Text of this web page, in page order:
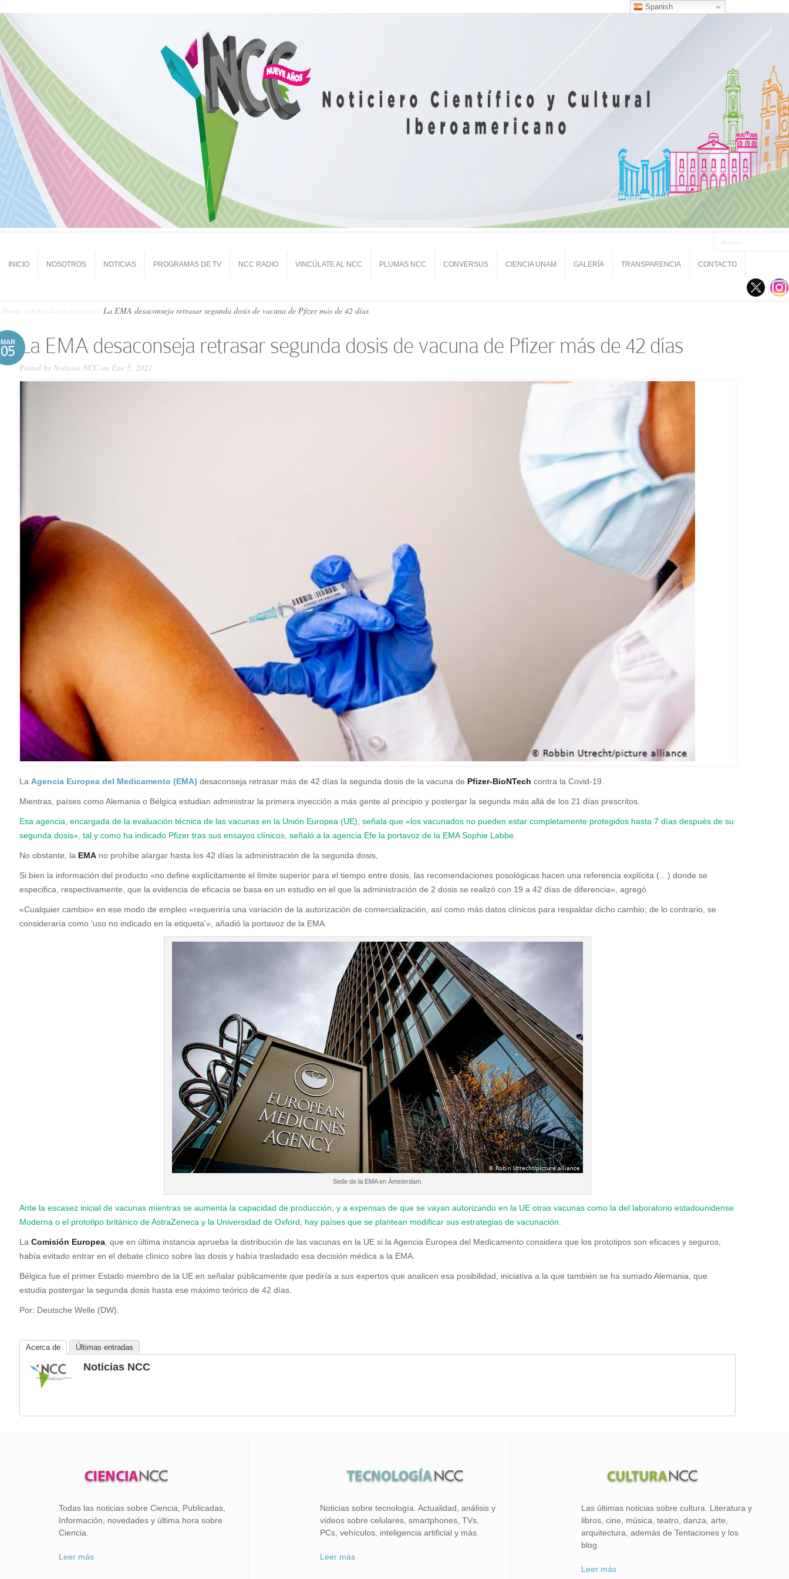
INICIO NOSOTROS NOTICIAS PROGRAMAS DE TV NCC RADIO VINCÚLATE AL NCC PLUMAS NCC CONVERSUS CIENCIA UNAM GALERÍA TRANSPARENCIA CONTACTO
Home Artículos o noticias La EMA desaconseja retrasar segunda dosis de vacuna de Pfizer más de 42 días
MAR
05 La EMA desaconseja retrasar segunda dosis de vacuna de Pfizer más de 42 días
Posted by Noticias NCCon Ene 5, 2021
La Agencia Europea del Medicamento (EMA) desaconseja retrasar más de 42 días la segunda dosis de la vacuna de Pfizer-BioNTech contra la Covid-19.
Mientras, países como Alemania o Bélgica estudian administrar la primera inyección a más gente al principio y postergar la segunda más allá de los 21 días prescritos.
Esa agencia, encargada de la evaluación técnica de las vacunas en la Unión Europea (UE), señala que «los vacunados no pueden estar completamente protegidos hasta 7 días después de su
segunda dosis», tal y como ha indicado Pfizer tras sus ensayos clínicos, señaló a la agencia Efe la portavoz de la EMA Sophie Labbe.
No obstante, la EMA no prohíbe alargar hasta los 42 días la administración de la segunda dosis,
Si bien la información del producto «no define explícitamente el límite superior para el tiempo entre dosis, las recomendaciones posológicas hacen una referencia explícita (…) donde se
especifica, respectivamente, que la evidencia de eficacia se basa en un estudio en el que la administración de 2 dosis se realizó con 19 a 42 días de diferencia», agregó.
«Cualquier cambio» en ese modo de empleo «requeriría una variación de la autorización de comercialización, así como más datos clínicos para respaldar dicho cambio; de lo contrario, se
consideraría como ‘uso no indicado en la etiqueta'», añadió la portavoz de la EMA.
Sede de la EMA en Ámsterdam.
Ante la escasez inicial de vacunas mientras se aumenta la capacidad de producción, y a expensas de que se vayan autorizando en la UE otras vacunas como la del laboratorio estadounidense
Moderna o el prototipo británico de AstraZeneca y la Universidad de Oxford, hay países que se plantean modificar sus estrategias de vacunación.
La Comisión Europea, que en última instancia aprueba la distribución de las vacunas en la UE si la Agencia Europea del Medicamento considera que los prototipos son eficaces y seguros,
había evitado entrar en el debate clínico sobre las dosis y había trasladado esa decisión médica a la EMA.
Bélgica fue el primer Estado miembro de la UE en señalar públicamente que pediría a sus expertos que analicen esa posibilidad, iniciativa a la que también se ha sumado Alemania, que
estudia postergar la segunda dosis hasta ese máximo teórico de 42 días.
Por: Deutsche Welle (DW).
Acerca de Últimas entradas
Noticias NCC
Todas las noticias sobre Ciencia, Publicadas,
Información, novedades y última hora sobre
Ciencia.
Leer más
Noticias sobre tecnología. Actualidad, análisis y
vídeos sobre celulares, smartphones, TVs,
PCs, vehículos, inteligencia artificial y más.
Leer más
Las últimas noticias sobre cultura. Literatura y
libros, cine, música, teatro, danza, arte,
arquitectura, además de Tentaciones y los
blog.
Leer más
Spanish